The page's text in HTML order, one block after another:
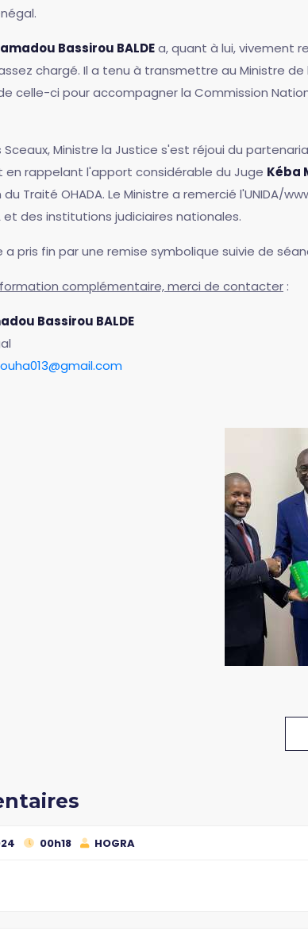
Bassirou BALDEa, quant à lui, vivement
chargé. Il a tenu à transmettre au Ministre
celle-ci pour accompagner la Commission
Sceaux, Ministre la Justice s'est réjoui du
en rappelant l'apport considérable du Juge Kéba
Traité OHADA. Le Ministre a remercié l'UNIDA/
et des institutions judiciaires nationales.
a pris fin par une remise symbolique suivie de
complémentaire, merci de contacter :
Bassirou BALDE
00h18 HOGRA